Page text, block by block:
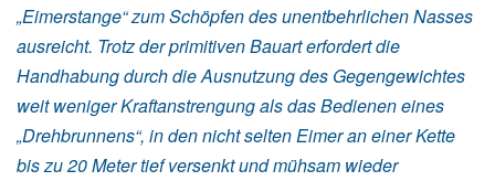
„Eimerstange“ zum Schöpfen des unentbehrlichen Nasses
ausreicht. Trotz der primitiven Bauart erfordertdie
Handhabung durch die Ausnutzung des Gegengewichtes
weit weniger Kraftanstrengung als das Bedienen eines
„Drehbrunnens“, in den nicht selten Eimer an einer Kette
bis zu 20 Meter tief versenkt und mühsam wieder